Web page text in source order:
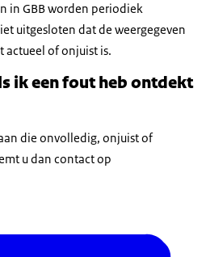
in GBB worden periodiek
uitgesloten dat de weergegeven
of onjuist is.
ik een fout heb ontdekt
die onvolledig, onjuist of
u dan contact op